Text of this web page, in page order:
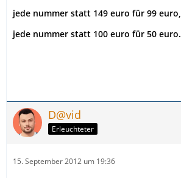
jede nummer statt 149 euro für 99 euro,
jede nummer statt 100 euro für 50 euro.
D@vid
Erleuchteter
15. September 2012 um 19:36